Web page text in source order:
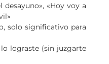
«Hoy voy a
solo significativo para
lograste (sin juzgarte